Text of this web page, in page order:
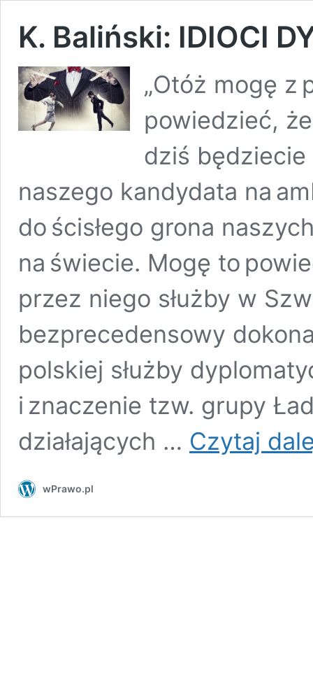
K. Baliński: IDIOCI
„Otóż mogę z
powiedzieć,
dziś
naszego kandydata na
do ścisłego grona
na świecie. Mogę to
przez niego służby w
bezprecedensowy
polskiej służby
i znaczenie tzw. grupy
działających … Czytaj
wPrawo.pl